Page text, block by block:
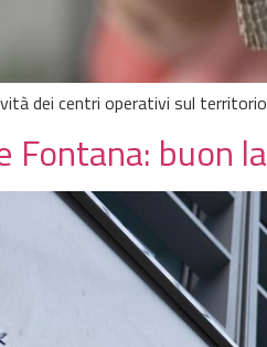
dei centri operativi sul territorio
Fontana: buon